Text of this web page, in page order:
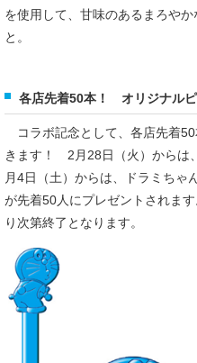
を使用して、甘味のあるまろや
と。
各店先着50本！ オリジナルピ
コラボ記念として、各店先着
きます！ 2月28日（火）からは
月4日（土）からは、ドラミちゃ
が先着50人にプレゼントされま
り次第終了となります。